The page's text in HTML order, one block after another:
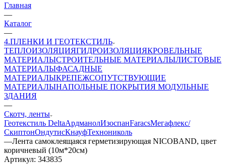
Главная
—
Каталог
—
4.ПЛЕНКИ И ГЕОТЕКСТИЛЬ
ТЕПЛОИЗОЛЯЦИЯГИДРОИЗОЛЯЦИЯКРОВЕЛЬНЫЕ
МАТЕРИАЛЫСТРОИТЕЛЬНЫЕ МАТЕРИАЛЫЛИСТОВЫЕ
МАТЕРИАЛЫФАСАДНЫЕ
МАТЕРИАЛЫКРЕПЕЖСОПУТСТВУЮЩИЕ
МАТЕРИАЛЫНАПОЛЬНЫЕ ПОКРЫТИЯ МОДУЛЬНЫЕ
ЗДАНИЯ
—
Скотч, ленты
Геотекстиль DeltaАрдманолИзоспанFaracsМегафлекс/
СкиптонОндутисКнауфТехнониколь
—Лента самоклеящаяся герметизирующая NICOBAND, цвет
коричневый (10м*20см)
Артикул: 343835